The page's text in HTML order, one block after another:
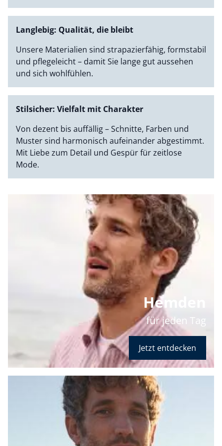
Langlebig: Qualität, die bleibt
Unsere Materialien sind strapazierfähig, formstabil
und pflegeleicht – damit Sie lange gut aussehen
und sich wohlfühlen.
Stilsicher: Vielfalt mit Charakter
Von dezent bis auffällig – Schnitte, Farben und
Muster sind harmonisch aufeinander abgestimmt.
Mit Liebe zum Detail und Gespür für zeitlose
Mode.
Hemden
für jeden Tag
Jetzt entdecken